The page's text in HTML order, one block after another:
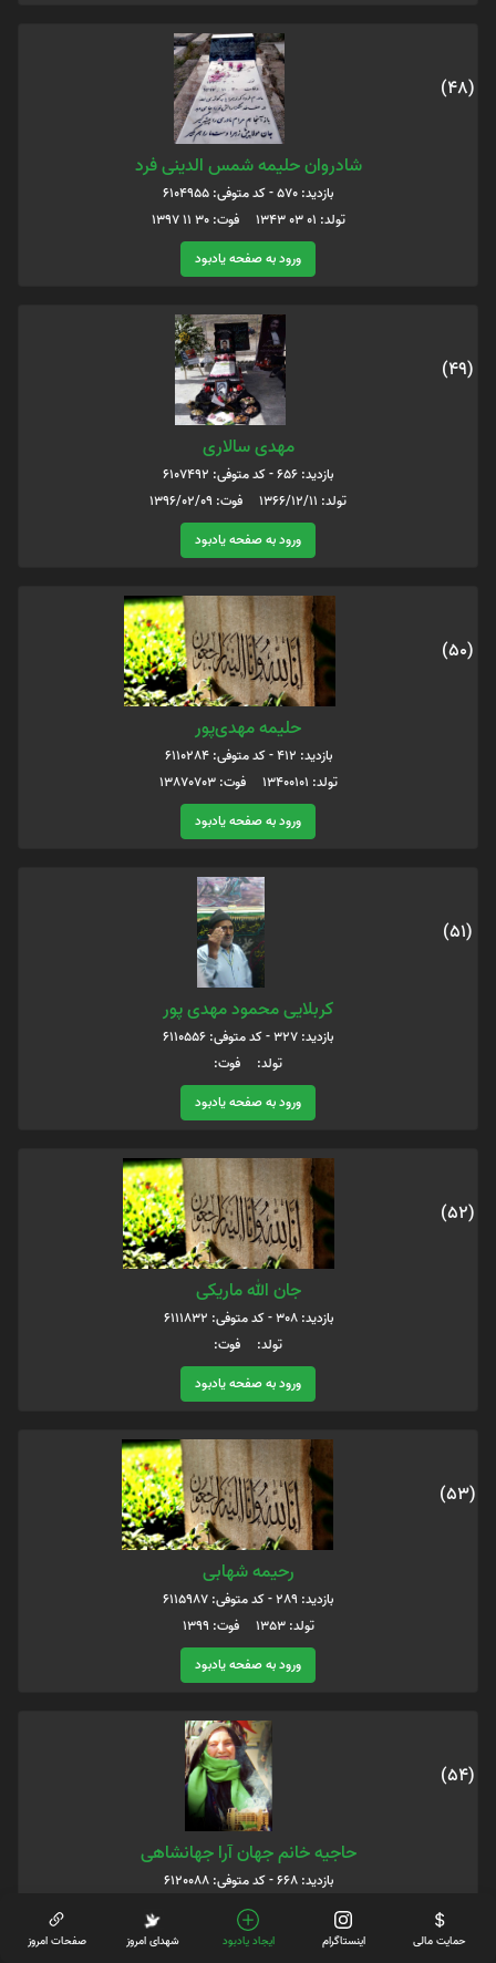
(48)
شادروان حلیمه شمس الدینی فرد
بازدید: 570 - کد متوفی: 6104955
تولد: 01 03 1343 فوت: 30 11 1397
ورود به صفحه یادبود
(49)
مهدی سالاری
بازدید: 656 - کد متوفی: 6107492
تولد: 1366/12/11 فوت: 1396/02/09
ورود به صفحه یادبود
(50)
حلیمه مهدی‌پور
بازدید: 412 - کد متوفی: 6110284
تولد: 13400101 فوت: 13870703
ورود به صفحه یادبود
(51)
کربلایی محمود مهدی پور
بازدید: 327 - کد متوفی: 6110556
تولد: فوت:
ورود به صفحه یادبود
(52)
جان الله ماریکی
بازدید: 308 - کد متوفی: 6111832
تولد: فوت:
ورود به صفحه یادبود
(53)
رحیمه شهابی
بازدید: 289 - کد متوفی: 6115987
تولد: 1353 فوت: 1399
ورود به صفحه یادبود
(54)
حاجیه خانم جهان آرا جهانشاهی
بازدید: 668 - کد متوفی: 6120088
تولد: 1318/08/01 فوت: 1400/02/31
ورود به صفحه یادبود
حمایت مالی اینستاگرام ایجاد یادبود شهدای امروز صفحات امروز